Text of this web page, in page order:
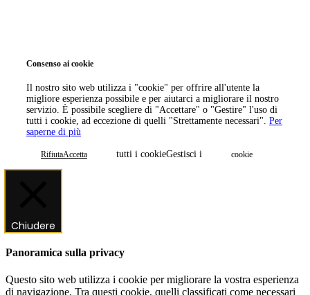
Consenso ai cookie
Il nostro sito web utilizza i "cookie" per offrire all'utente la
migliore esperienza possibile e per aiutarci a migliorare il nostro
servizio. È possibile scegliere di "Accettare" o "Gestire" l'uso di
tutti i cookie, ad eccezione di quelli "Strettamente necessari". Per
saperne di più
RifiutaAccetta tutti i cookieGestisci i cookie
Chiudere
Panoramica sulla privacy
Questo sito web utilizza i cookie per migliorare la vostra esperienza
di navigazione. Tra questi cookie, quelli classificati come necessari